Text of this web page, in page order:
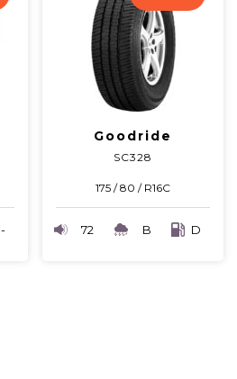
-
Goodride
SC328
175 / 80 / R16C
72 B D